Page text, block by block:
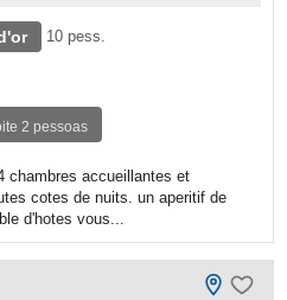
10 pess.
2 pessoas
chambres accueillantes et
cotes de nuits. un aperitif de
d'hotes vous...